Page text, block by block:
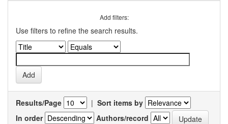
Add filters:
Use filters to refine the search results.
Results/Page | Sort items by
In order
Authors/record